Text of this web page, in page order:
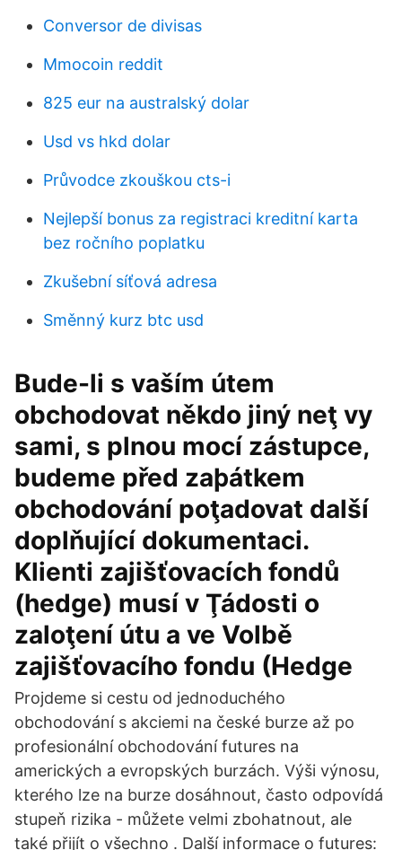
Conversor de divisas
Mmocoin reddit
825 eur na australský dolar
Usd vs hkd dolar
Průvodce zkouškou cts-i
Nejlepší bonus za registraci kreditní karta
bez ročního poplatku
Zkušební síťová adresa
Směnný kurz btc usd
Bude-li s vaším útem
obchodovat někdo jiný neţ vy
sami, s plnou mocí zástupce,
budeme před zaþátkem
obchodování poţadovat další
doplňující dokumentaci.
Klienti zajišťovacích fondů
(hedge) musí v Ţádosti o
zaloţení útu a ve Volbě
zajišťovacího fondu (Hedge
Projdeme si cestu od jednoduchého
obchodování s akciemi na české burze až po
profesionální obchodování futures na
amerických a evropských burzách. Výši výnosu,
kterého lze na burze dosáhnout, často odpovídá
stupeň rizika - můžete velmi zbohatnout, ale
také přijít o všechno . Další informace o futures: